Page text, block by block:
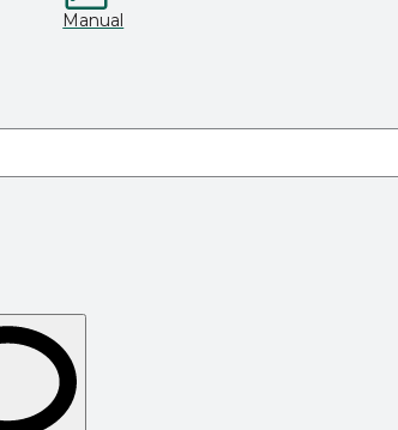
Manual